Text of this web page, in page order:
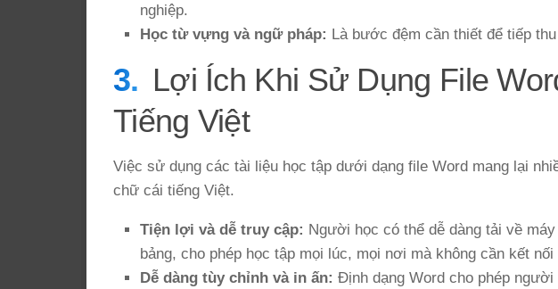
nghiệp.
Học từ vựng và ngữ pháp: Là bước đệm cần thiết để tiếp
Lợi Ích Khi Sử Dụng File
Tiếng Việt
Việc sử dụng các tài liệu học tập dưới dạng file Word mang lại
chữ cái tiếng Việt.
Tiện lợi và dễ truy cập: Người học có thể dễ dàng tải về
bảng, cho phép học tập mọi lúc, mọi nơi mà không cần kết
Dễ dàng tùy chỉnh và in ấn: Định dạng Word cho phép